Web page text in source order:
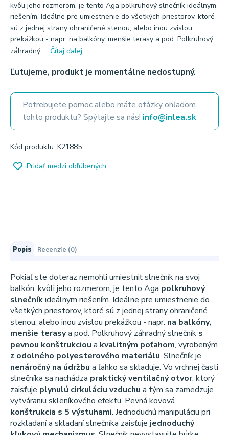
kvôli jeho rozmerom, je tento Aga polkruhový slnečník ideálnym
riešením. Ideálne pre umiestnenie do všetkých priestorov, ktoré
sú z jednej strany ohraničené stenou, alebo inou zvislou
prekážkou - napr. na balkóny, menšie terasy a pod. Polkruhový
záhradný ... Čítaj ďalej
Ľutujeme, produkt je momentálne nedostupný.
Potrebujete pomoc alebo máte otázky ohľadom
tohto produktu? Spýtajte sa nás! info@inlea.sk
Kód produktu: K21885
Pridať medzi obľúbených
Popis Recenzie (0)
Pokiaľ ste doteraz nemohli umiestniť slnečník na svoj
balkón, kvôli jeho rozmerom, je tento Aga polkruhový
slnečníkideálnym riešením. Ideálne pre umiestnenie do
všetkých priestorov, ktoré sú z jednej strany ohraničené
stenou, alebo inou zvislou prekážkou - napr. na balkóny,
menšie terasya pod. Polkruhový záhradný slnečník s
pevnou konštrukciou a kvalitným poťahom, vyrobeným
z odolného polyesterového materiálu. Slnečník je
nenáročný na údržbu a ľahko sa skladuje. Vo vrchnej časti
slnečníka sa nachádza praktický ventilačný otvor, ktorý
zaisťuje plynulú cirkuláciu vzduchu a tým sa zamedzuje
vytváraniu skleníkového efektu. Pevná kovová
konštrukcia s 5 výstuhami. Jednoduchú manipuláciu pri
rozkladaní a skladaní slnečníka zaisťuje jednoduchý